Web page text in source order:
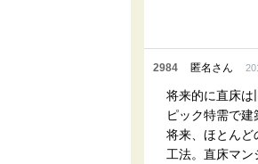
2984 匿名さん
将来的に直床は
ピック特需で
将来、ほとんど
工法。直床マン